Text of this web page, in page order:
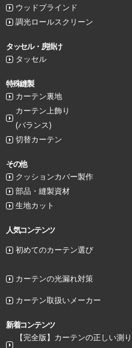
ウッドブラインド
調光ロールスクリーン
タッセル・房掛け
タッセル
特殊縫製
カーテン裏地
カーテン上飾り
(バランス)
切替カーテン
その他
クッションカバー製作
部品・縫製資材
生地カット
人気コンテンツ
初めてのカーテン選び
カーテンの光漏れ対策
カーテン取扱いメーカー
新着コンテンツ
【完全版】カーテンの正しい測り